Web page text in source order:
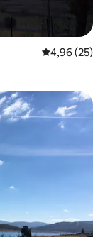
Gemiddelde
4,96 (25)